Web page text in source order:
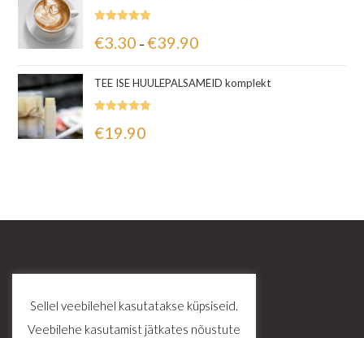
5.00/ 5
€3.30 – €39.90
TEE ISE HUULEPALSAMEID komplekt
5.00 / 5
€19.90
Sellel veebilehel kasutatakse küpsiseid.
Veebilehe kasutamist jätkates nõustute